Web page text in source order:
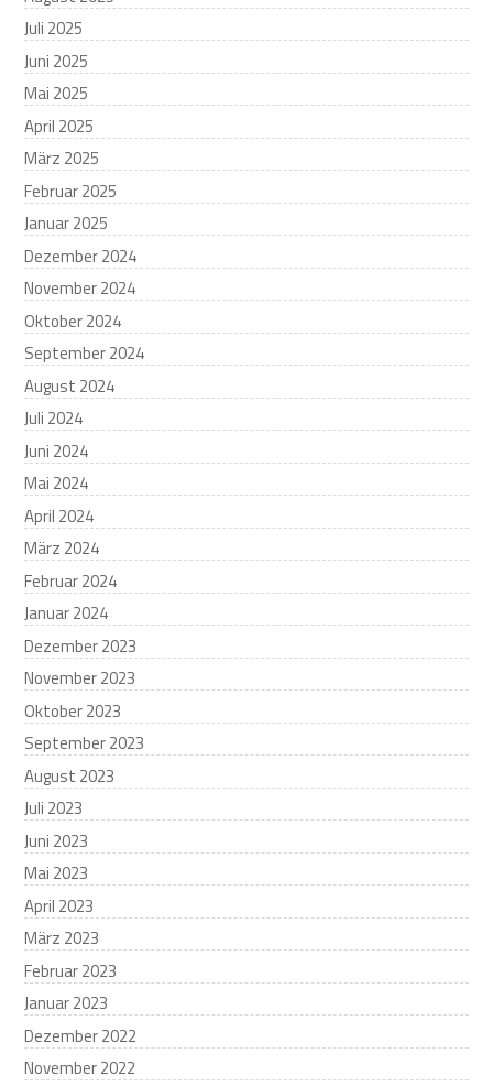
Juli 2025
Juni 2025
Mai 2025
April 2025
März 2025
Februar 2025
Januar 2025
Dezember 2024
November 2024
Oktober 2024
September 2024
August 2024
Juli 2024
Juni 2024
Mai 2024
April 2024
März 2024
Februar 2024
Januar 2024
Dezember 2023
November 2023
Oktober 2023
September 2023
August 2023
Juli 2023
Juni 2023
Mai 2023
April 2023
März 2023
Februar 2023
Januar 2023
Dezember 2022
November 2022